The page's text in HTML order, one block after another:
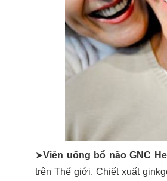
➤Viên uống bổ não GNC
trên Thế giới. Chiết xuất